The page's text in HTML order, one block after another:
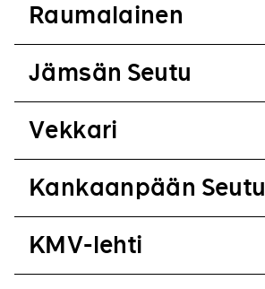
Raumalainen
Jämsän Seutu
Vekkari
Kankaanpään Seutu
KMV-lehti